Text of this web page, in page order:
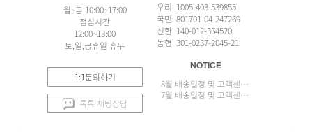
월~금 10:00~17:00
점심시간
12:00~13:00
토,일,공휴일 휴무
1:1문의하기
톡톡 채팅상담
우리 1005-403-539855
국민 801701-04-247269
신한 140-012-364520
농협 301-0237-2045-21
NOTICE
8월 배송일정 및 고객센터 업무 안내
7월 배송일정 및 고객센터 업무 안내